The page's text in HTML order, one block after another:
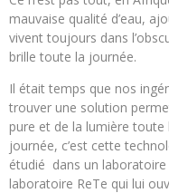
mauvaise qualité d’eau,
vivent toujours dans
brille toute la journée.
Il était temps que nos
trouver une solution
pure et de la lumière toute
journée, c’est cette
étudié dans un
laboratoire ReTe qui lui